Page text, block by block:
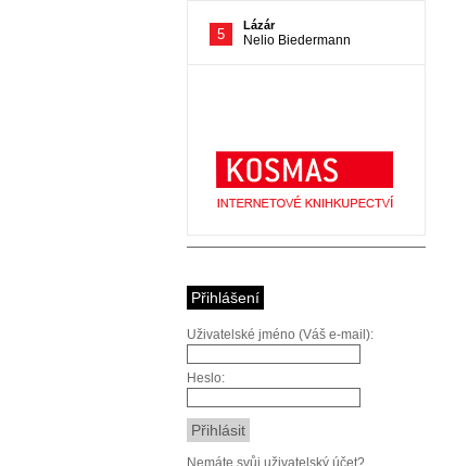
Přihlášení
Uživatelské jméno (Váš e-mail):
Heslo:
Nemáte svůj uživatelský účet?